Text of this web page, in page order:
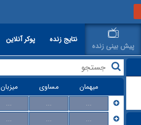
پیش بینی زنده
نتایج زنده پوکر آنلاین
میزبان مساوی
میهمان
... ...
...
... ...
...